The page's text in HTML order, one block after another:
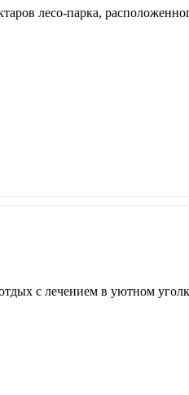
лесо-парка,
с лечением в уютном